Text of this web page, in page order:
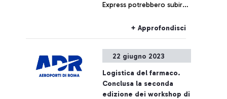
atmosfera equivalente alla
100mila alberi all’anno.
Express potrebbero subire
Risulta invece regolare il
servizio FL1 regionale.
+ Approfondisci
22 giugno 2023
Logistica del farmaco.
Conclusa la seconda
edizione dei workshop di